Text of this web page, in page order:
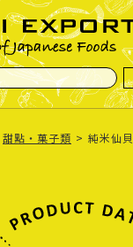
甜點・菓子類 純米仙貝